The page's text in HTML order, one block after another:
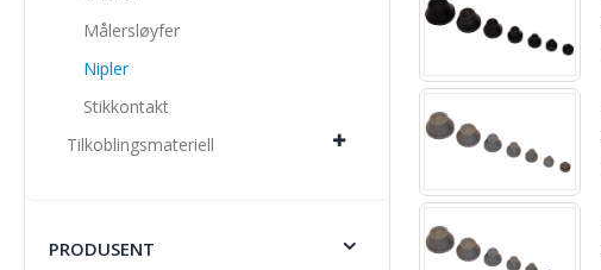
Målersløyfer
Nipler
Stikkontakt
Tilkoblingsmateriell
PRODUSENT